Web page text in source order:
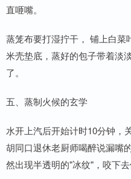
直咂嘴。
蒸笼布要打湿拧干， 铺上白菜
米壳垫底，蒸好的包子带着淡
了。
五、蒸制火候的玄学
水开上汽后开始计时10分钟，
胡同口退休老厨师喝醉说漏嘴
然出现半透明的"冰纹"，咬下去